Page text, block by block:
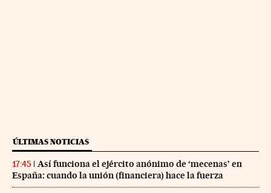
ÚLTIMAS NOTICIAS
17:45
Así funciona el ejército anónimo de ‘mecenas’ en
España: cuando la unión (financiera) hace la fuerza